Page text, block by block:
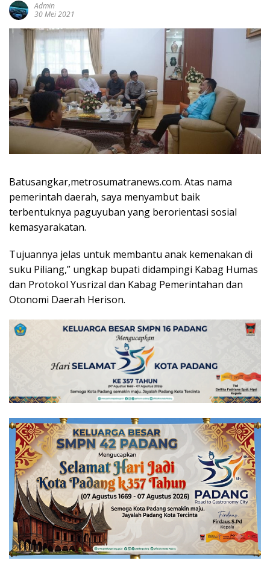
Admin
30 Mei 2021
Batusangkar,metrosumatranews.com. Atas nama
pemerintah daerah, saya menyambut baik
terbentuknya paguyuban yang berorientasi sosial
kemasyarakatan.
Tujuannya jelas untuk membantu anak kemenakan di
suku Piliang,” ungkap bupati didampingi Kabag Humas
dan Protokol Yusrizal dan Kabag Pemerintahan dan
Otonomi Daerah Herison.